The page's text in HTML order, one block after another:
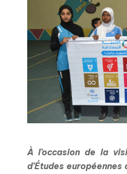
À l’occasion de la
d’Études